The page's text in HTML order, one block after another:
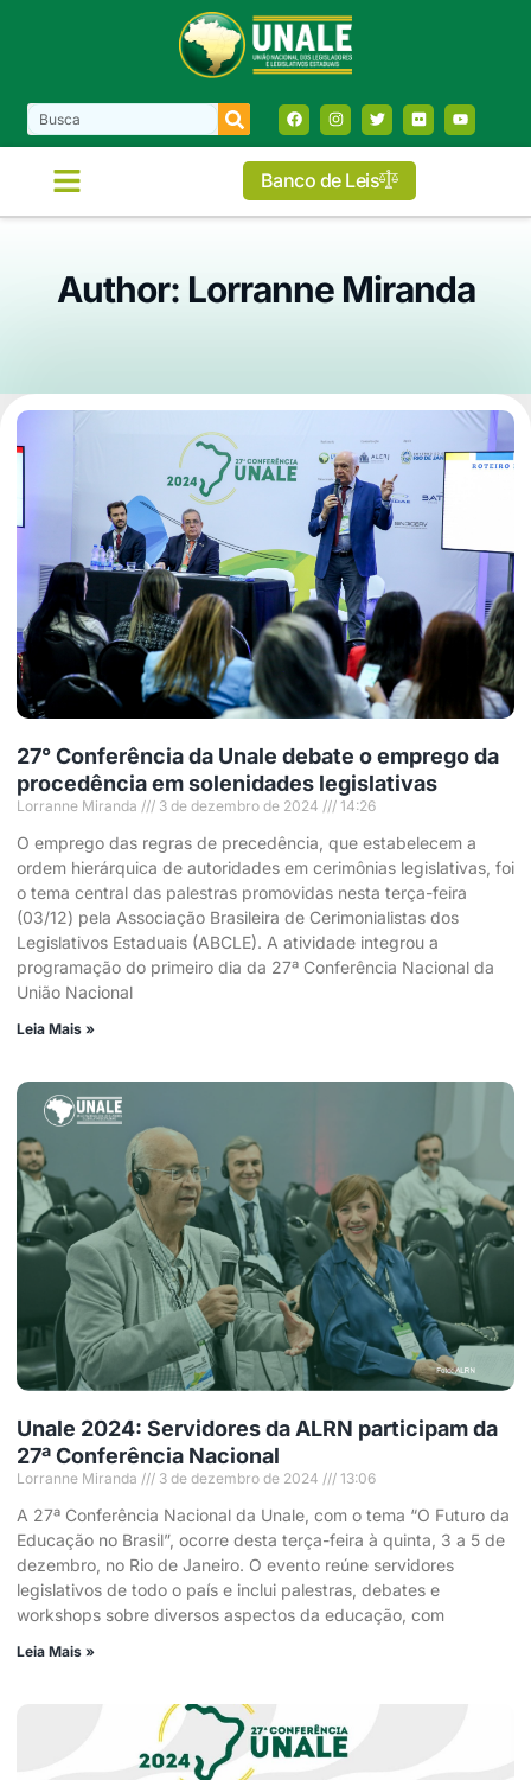
Banco de Leis
Author: Lorranne Miranda
27° Conferência da Unale debate o emprego da
procedência em solenidades legislativas
Lorranne Miranda 3 de dezembro de 2024 14:26
O emprego das regras de precedência, que estabelecem a
ordem hierárquica de autoridades em cerimônias legislativas, foi
o tema central das palestras promovidas nesta terça-feira
(03/12) pela Associação Brasileira de Cerimonialistas dos
Legislativos Estaduais (ABCLE). A atividade integrou a
programação do primeiro dia da 27ª Conferência Nacional da
União Nacional
Leia Mais »
Unale 2024: Servidores da ALRN participam da
27ª Conferência Nacional
Lorranne Miranda 3 de dezembro de 2024 13:06
A 27ª Conferência Nacional da Unale, com o tema “O Futuro da
Educação no Brasil”, ocorre desta terça-feira à quinta, 3 a 5 de
dezembro, no Rio de Janeiro. O evento reúne servidores
legislativos de todo o país e inclui palestras, debates e
workshops sobre diversos aspectos da educação, com
Leia Mais »